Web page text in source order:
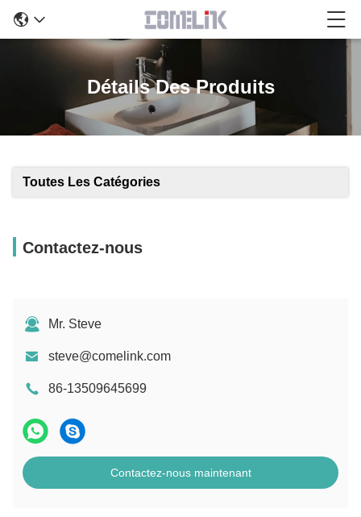
Détails Des Produits
Toutes Les Catégories
Contactez-nous
Mr. Steve
steve@comelink.com
86-13509645699
Contactez-nous maintenant